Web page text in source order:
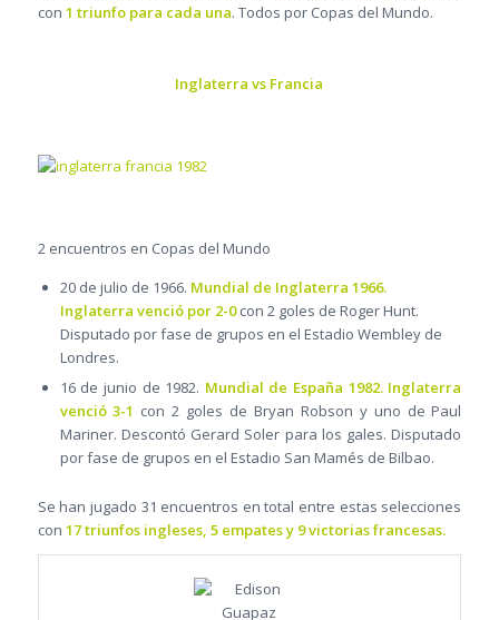
con 1 triunfo para cada una. Todos por Copas del Mundo.
Inglaterra vs Francia
2 encuentros en Copas del Mundo
20 de julio de 1966. Mundial de Inglaterra 1966.
Inglaterra venció por 2-0con 2 goles de Roger Hunt.
Disputado por fase de grupos en el Estadio Wembley de
Londres.
16 de junio de 1982. Mundial de España 1982. Inglaterra
venció 3-1 con 2 goles de Bryan Robson y uno de Paul
Mariner. Descontó Gerard Soler para los gales. Disputado
por fase de grupos en el Estadio San Mamés de Bilbao.
Se han jugado 31 encuentros en total entre estas selecciones
con 17 triunfos ingleses, 5 empates y 9 victorias francesas.